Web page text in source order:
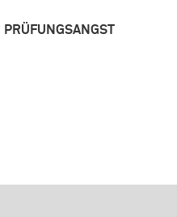
PRÜFUNGSANGST